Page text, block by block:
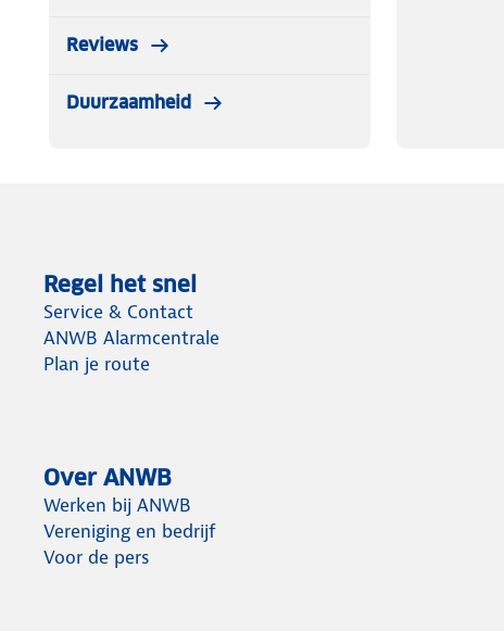
Reviews
Duurzaamheid
Regel het snel
Service & Contact
ANWB Alarmcentrale
Plan je route
Over ANWB
Werken bij ANWB
Vereniging en bedrijf
Voor de pers